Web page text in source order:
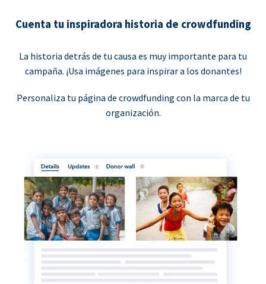
Cuenta tu inspiradora historia de crowdfunding
La historia detrás de tu causa es muy importante para tu
campaña. ¡Usa imágenes para inspirar a los donantes!
Personaliza tu página de crowdfunding con la marca de tu
organización.